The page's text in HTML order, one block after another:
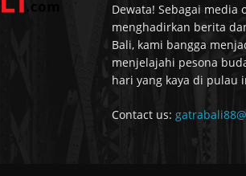
Dewata! Sebagai
menghadirkan berita
Bali, kami bangga
menjelajahi pesona
hari yang kaya di pulau
Contact us: